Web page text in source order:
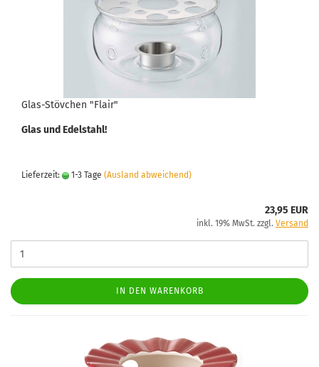
Glas-Stövchen "Flair"
Glas und Edelstahl!
Lieferzeit: 1-3 Tage (Ausland abweichend)
23,95 EUR
inkl. 19% MwSt. zzgl. Versand
IN DEN WARENKORB